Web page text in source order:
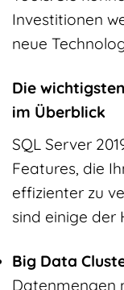
Investitionen
neue
Die
im Überblick
SQL Server
Features, die
effizienter zu
sind einige der
Big Data
Datenmengen